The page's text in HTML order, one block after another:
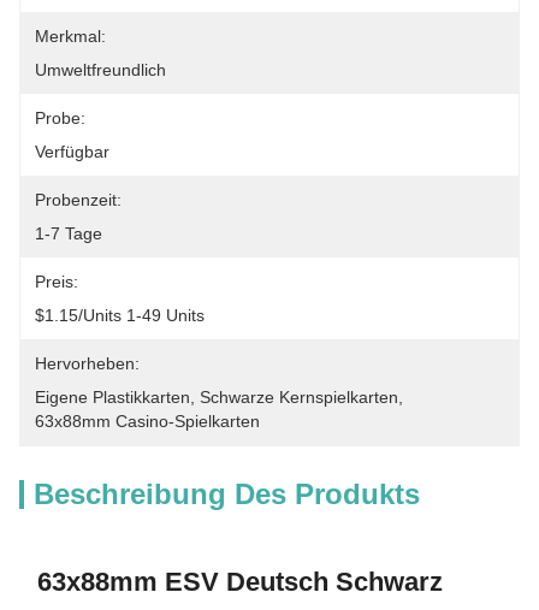
Merkmal:
Umweltfreundlich
Probe:
Verfügbar
Probenzeit:
1-7 Tage
Preis:
$1.15/units 1-49 Units
Hervorheben:
Eigene Plastikkarten
Schwarze Kernspielkarten
63x88mm Casino-Spielkarten
Beschreibung Des Produkts
63x88mm ESV Deutsch Schwarz